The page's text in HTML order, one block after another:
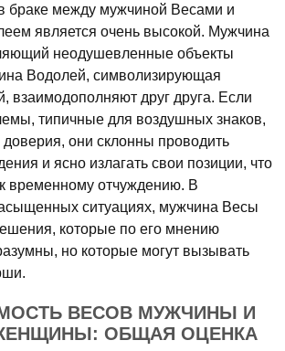
браке между мужчиной Весами и
является очень высокой. Мужчина
неодушевленные объекты
Водолей, символизирующая
взаимодополняют друг друга. Если
типичные для воздушных знаков,
доверия, они склонны проводить
и ясно излагать свои позиции, что
временному отчуждению. В
ситуациях, мужчина Весы
которые по его мнению
но которые могут вызывать
ВЕСОВ МУЖЧИНЫ И
ОБЩАЯ ОЦЕНКА